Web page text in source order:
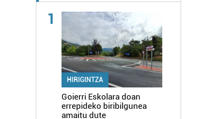
1
HIRIGINTZA
Goierri Eskolara doan
errepideko biribilgunea
amaitu dute